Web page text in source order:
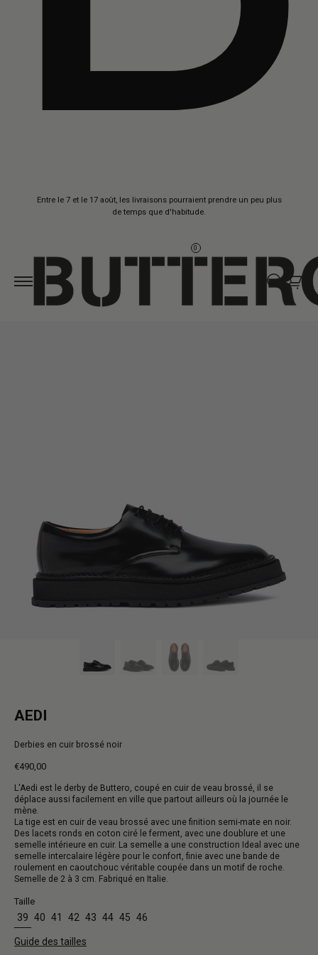
Entre le 7 et le 17 août, les livraisons pourraient prendre un peu plus
de temps que d'habitude.
0
AEDI
Derbies en cuir brossé noir
€490,00
normal
L'Aedi est le derby de Buttero, coupé en cuir de veau brossé, il se
déplace aussi facilement en ville que partout ailleurs où la journée le
mène.
La tige est en cuir de veau brossé avec une finition semi-mate en noir.
Des lacets ronds en coton ciré le ferment, avec une doublure et une
semelle intérieure en cuir. La semelle a une construction Ideal avec une
semelle intercalaire légère pour le confort, finie avec une bande de
roulement en caoutchouc véritable coupée dans un motif de roche.
Semelle de 2 à 3 cm. Fabriqué en Italie.
Taille
39 40 41 42 43 44 45 46
Guide des tailles